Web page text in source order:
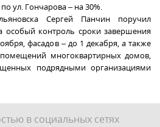
ул. Гончарова – на 30%.
Сергей Панчин поручил
контроль сроки завершения
фасадов – до 1 декабря, а также
многоквартирных домов,
подрядными организациями
в социальных сетях